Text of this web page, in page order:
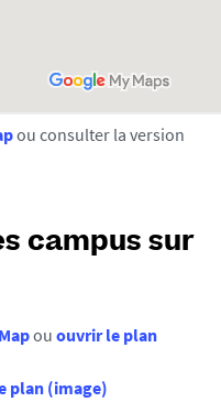
ou consulter la version
campus sur
ou ouvrir le plan
plan (image)